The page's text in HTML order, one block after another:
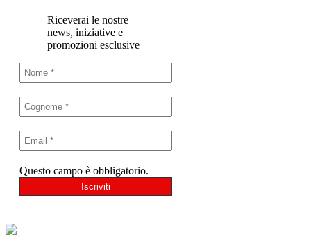
Riceverai le nostre
news, iniziative e
promozioni esclusive
Questo campo è obbligatorio.